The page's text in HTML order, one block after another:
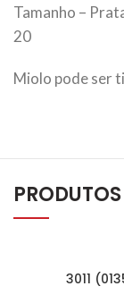
Tamanho –
20
Miolo pode ser
3011